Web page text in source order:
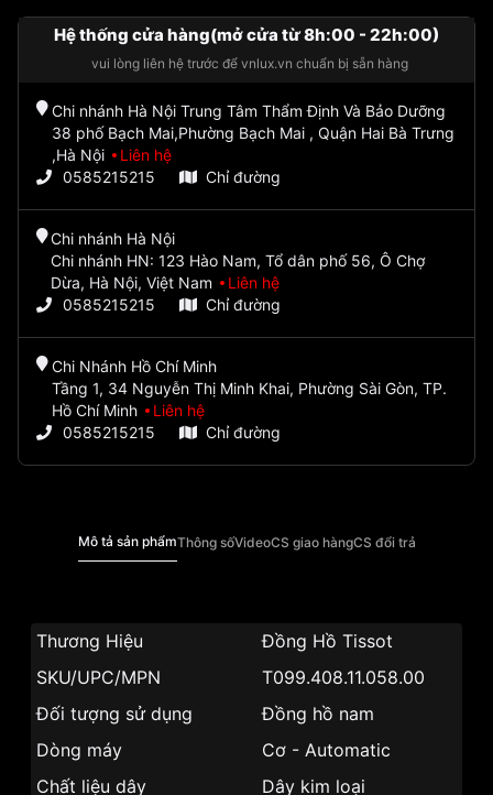
Hệ thống cửa hàng(mở cửa từ 8h:00 - 22h:00)
vui lòng liên hệ trước để vnlux.vn chuẩn bị sẵn hàng
Chi nhánh Hà Nội Trung Tâm Thẩm Định Và Bảo Dưỡng
38 phố Bạch Mai,Phường Bạch Mai , Quận Hai Bà Trưng
,Hà Nội
Liên hệ
0585215215
Chỉ đường
Chi nhánh Hà Nội
Chi nhánh HN: 123 Hào Nam, Tổ dân phố 56, Ô Chợ
Dừa, Hà Nội, Việt Nam
Liên hệ
0585215215
Chỉ đường
Chi Nhánh Hồ Chí Minh
Tầng 1, 34 Nguyễn Thị Minh Khai, Phường Sài Gòn, TP.
Hồ Chí Minh
Liên hệ
0585215215
Chỉ đường
Mô tả sản phẩmThông sốVideoCS giao hàngCS đổi trả
Thương Hiệu
Đồng Hồ Tissot
SKU/UPC/MPN
T099.408.11.058.00
Đối tượng sử dụng
Đồng hồ nam
Dòng máy
Cơ - Automatic
Chất liệu dây
Dây kim loại